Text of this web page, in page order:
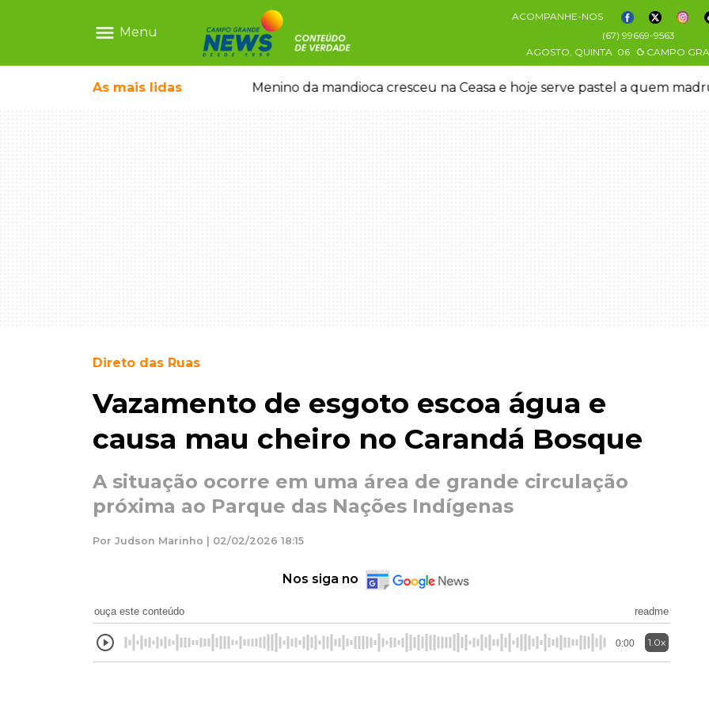
menu Menu
ACOMPANHE-NOS
(67) 99669-9563
AGOSTO, QUINTA 06 CAMPO
As mais lidas
crianças brasileiras Menino da mandioca cresceu na Ceasa e hoje serve pastel a quem
Direto das Ruas
Vazamento de esgoto escoa água e
causa mau cheiro no Carandá Bosque
A situação ocorre em uma área de grande circulação
próxima ao Parque das Nações Indígenas
Por Judson Marinho | 02/02/2026 18:15
Nos siga no
ouça este conteúdo readme
0:00 1.0x